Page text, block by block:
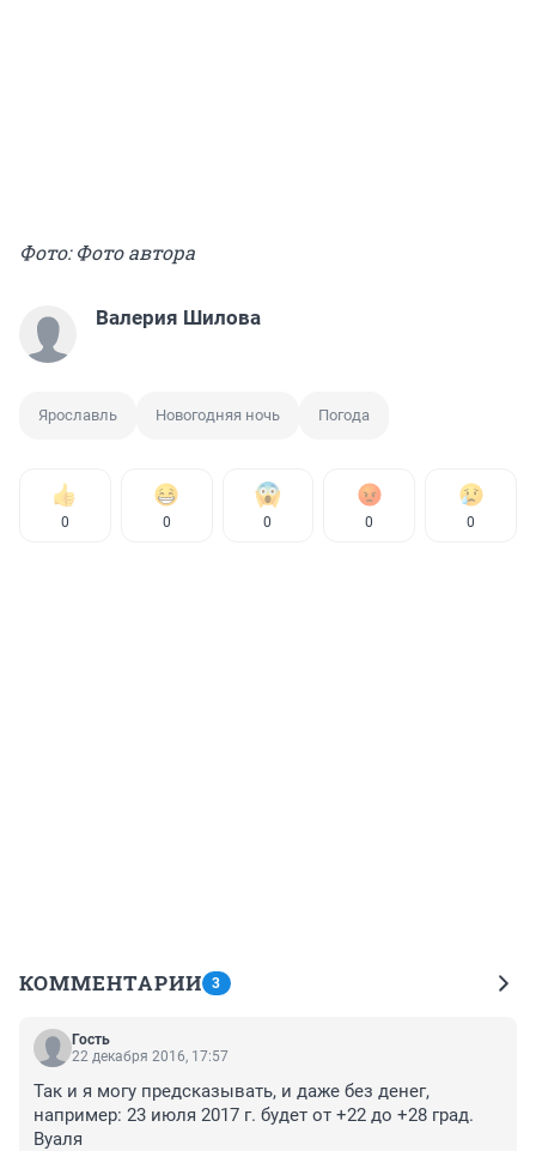
Фото: Фото автора
Валерия Шилова
Ярославль Новогодняя ночь Погода
0 0 0 0 0
КОММЕНТАРИИ 3
Гость
22 декабря 2016, 17:57
Так и я могу предсказывать, и даже без денег,
например: 23 июля 2017 г. будет от +22 до +28 град.
Вуаля